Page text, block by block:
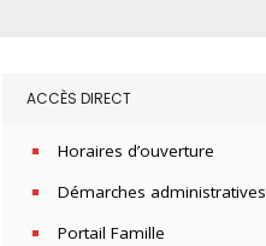
ACCÈS DIRECT
Horaires d’ouverture
Démarches administratives
Portail Famille